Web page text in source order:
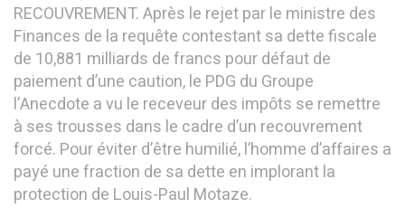
RECOUVREMENT. Après le rejet par le ministre des
Finances de la requête contestant sa dette fiscale
de 10,881 milliards de francs pour défaut de
paiement d’une caution, le PDG du Groupe
l’Anecdote a vu le receveur des impôts se remettre
à ses trousses dans le cadre d’un recouvrement
forcé. Pour éviter d’être humilié, l’homme d’affaires a
payé une fraction de sa dette en implorant la
protection de Louis-Paul Motaze.